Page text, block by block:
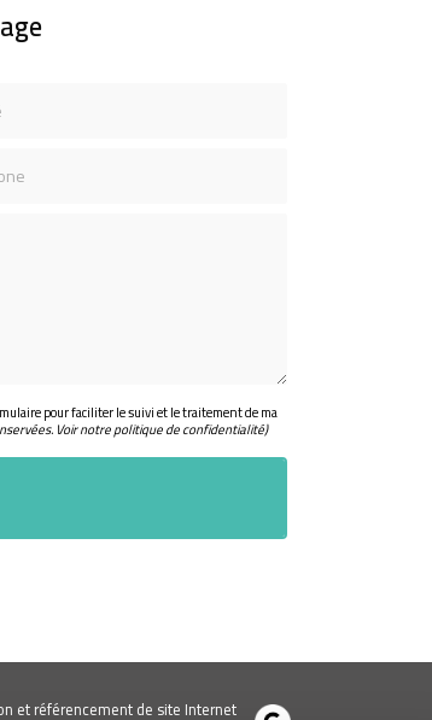
pour faciliter le suivi et le traitement de ma
Voir notrepolitique de confidentialité)
et référencement de site Internet